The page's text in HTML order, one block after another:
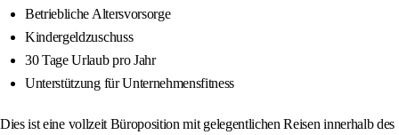
Betriebliche Altersvorsorge
Kindergeldzuschuss
30 Tage Urlaub pro Jahr
Unterstützung für Unternehmensfitness
Dies ist eine vollzeit Büroposition mit gelegentlichen Reisen innerhalb des